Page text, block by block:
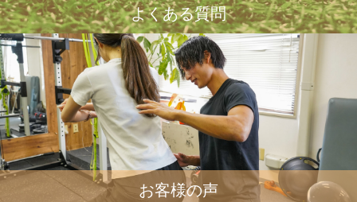
よくある質問
お客様の声